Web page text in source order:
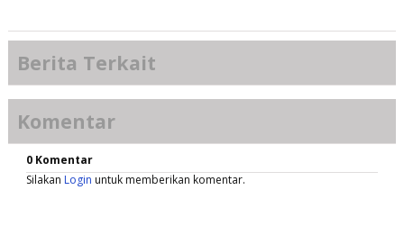
Berita Terkait
Komentar
0 Komentar
Silakan Login untuk memberikan komentar.